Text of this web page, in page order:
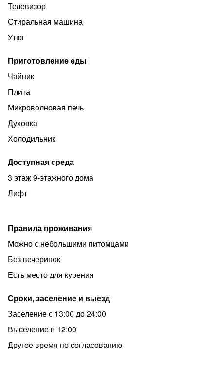
Телевизор
Стиральная машина
Утюг
Приготовление еды
Чайник
Плита
Микроволновая печь
Духовка
Холодильник
Доступная среда
3 этаж 9-этажного дома
Лифт
Правила проживания
Можно с небольшими питомцами
Без вечеринок
Есть место для курения
Сроки, заселение и выезд
Заселение с 13:00 до 24:00
Выселение в 12:00
Другое время по согласованию